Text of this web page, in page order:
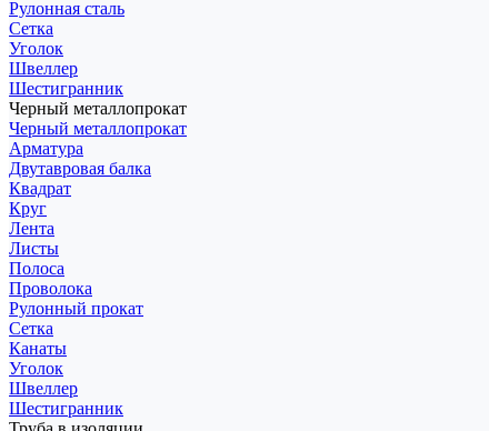
Рулонная сталь
Сетка
Уголок
Швеллер
Шестигранник
Черный металлопрокат
Черный металлопрокат
Арматура
Двутавровая балка
Квадрат
Круг
Лента
Листы
Полоса
Проволока
Рулонный прокат
Сетка
Канаты
Уголок
Швеллер
Шестигранник